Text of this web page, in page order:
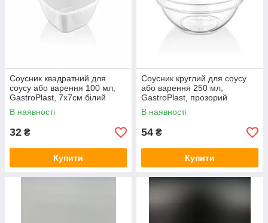
Соусник квадратний для
соусу або варення 100 мл,
GastroPlast, 7х7см білий
В наявності
32 ₴
Купити
Соусник круглий для соусу
або варення 250 мл,
GastroPlast, прозорий
В наявності
54 ₴
Купити